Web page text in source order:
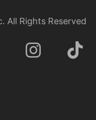
All Rights Reserved